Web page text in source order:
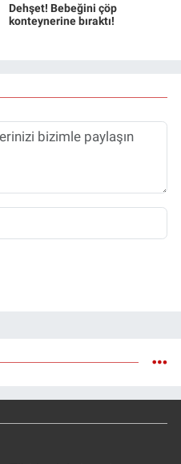
Dehşet! Bebeğini çöp
konteynerine bıraktı!